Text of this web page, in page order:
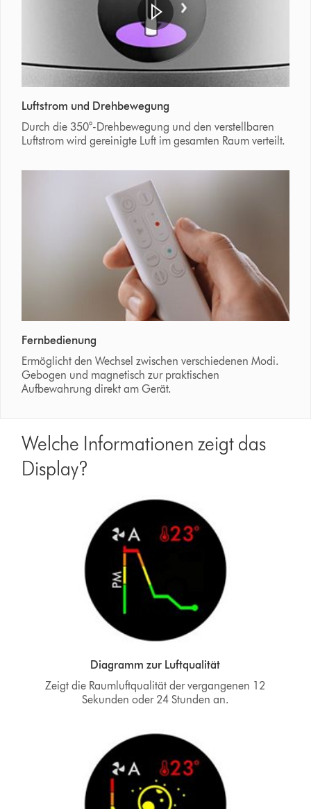
Luftstrom und Drehbewegung
Durch die 350°-Drehbewegung und den verstellbaren
Luftstrom wird gereinigte Luft im gesamten Raum verteilt.
Fernbedienung
Ermöglicht den Wechsel zwischen verschiedenen Modi.
Gebogen und magnetisch zur praktischen
Aufbewahrung direkt am Gerät.
Welche Informationen zeigt das
Display?
Diagramm zur Luftqualität
Zeigt die Raumluftqualität der vergangenen 12
Sekunden oder 24 Stunden an.